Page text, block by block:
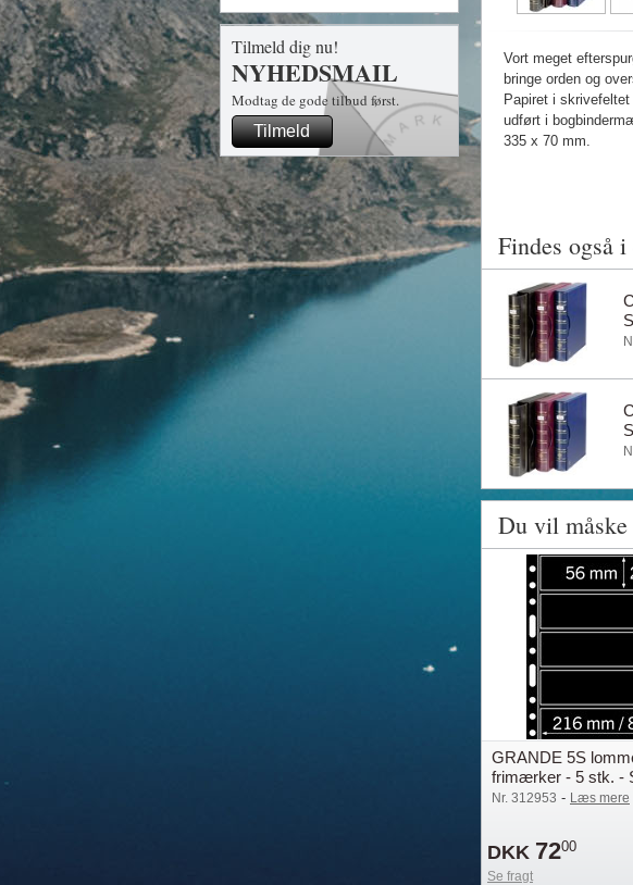
Tilmeld dig nu!
NYHEDSMAIL
Modtag de gode tilbud først.
Tilmeld
Vort meget
bringe orden og
Papiret i
udført i
335 x 70 mm.
Findes også
Du vil måske
GRANDE 5S
frimærker - 5 stk. -
Nr. 312953 - Læs mere
DKK 7200
Se fragt